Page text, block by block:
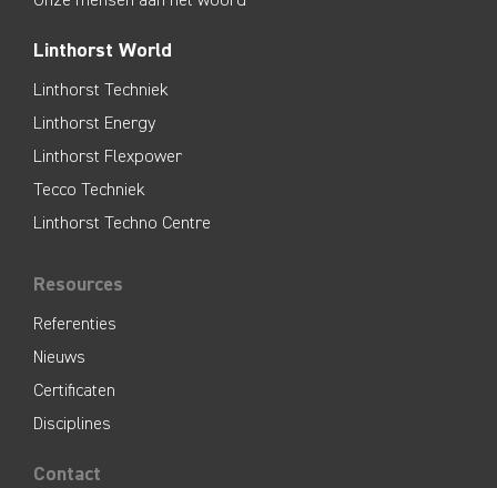
Linthorst World
Linthorst Techniek
Linthorst Energy
Linthorst Flexpower
Tecco Techniek
Linthorst Techno Centre
Resources
Referenties
Nieuws
Certificaten
Disciplines
Contact